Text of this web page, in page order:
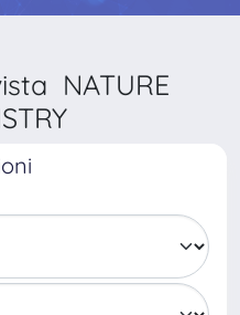
NATURE